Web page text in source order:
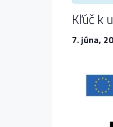
Kľúč k
7. júna,